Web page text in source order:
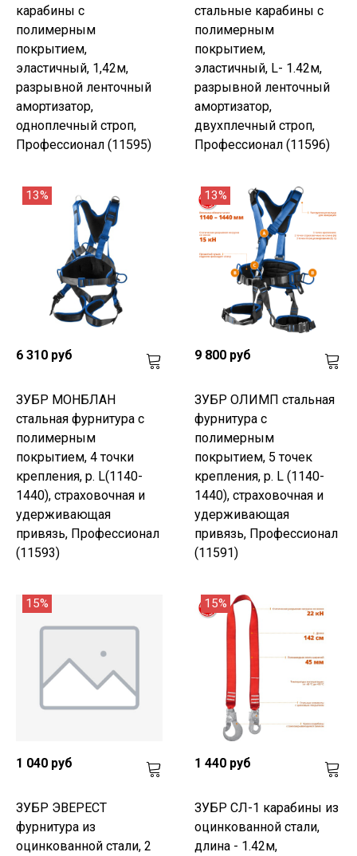
карабины с
полимерным
покрытием,
эластичный, 1,42м,
разрывной ленточный
амортизатор,
одноплечный строп,
Профессионал (11595)
стальные карабины с
полимерным
покрытием,
эластичный, L- 1.42м,
разрывной ленточный
амортизатор,
двухплечный строп,
Профессионал (11596)
13%
6 310 руб
ЗУБР МОНБЛАН
стальная фурнитура с
полимерным
покрытием, 4 точки
крепления, р. L(1140-
1440), страховочная и
удерживающая
привязь, Профессионал
(11593)
13%
9 800 руб
ЗУБР ОЛИМП стальная
фурнитура с
полимерным
покрытием, 5 точек
крепления, р. L (1140-
1440), страховочная и
удерживающая
привязь, Профессионал
(11591)
15%
1 040 руб
ЗУБР ЭВЕРЕСТ
фурнитура из
оцинкованной стали, 2
15%
1 440 руб
ЗУБР СЛ-1 карабины из
оцинкованной стали,
длина - 1.42м,